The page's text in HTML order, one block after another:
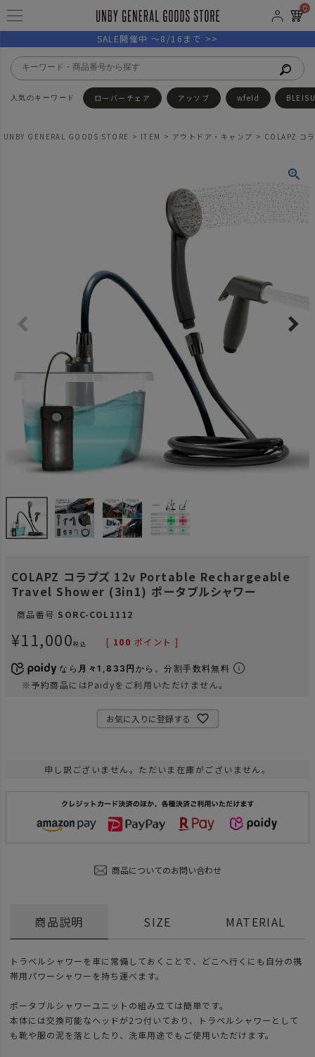
0
SALE開催中 ～8/16まで >>
ローバーチェア アッソブ wfeld
UNBY GENERAL GOODS STORE ITEM アウトドア・キャンプ COLAPZ コ
COLAPZ コラプズ 12v Portable Rechargeable
Travel Shower (3in1) ポータブルシャワー
商品番号 SORC-COL1112
¥11,000税込 [ 100 ポイント ]
なら 月々1,833円 から。分割手数料無料
※予約商品にはPaidyをご利用いただけません。
お気に入りに登録する
申し訳ございません。ただいま在庫がございません。
商品についてのお問い合わせ
商品説明
トラベルシャワーを車に常備しておくことで、どこへ行くにも自分の携
帯用パワーシャワーを持ち運べます。
ポータブルシャワーユニットの組み立ては簡単です。
本体には交換可能なヘッドが2つ付いており、トラベルシャワーとして
も靴や服の泥を落としたり、洗車用途でもご使用いただけます。
SIZE MATERIAL